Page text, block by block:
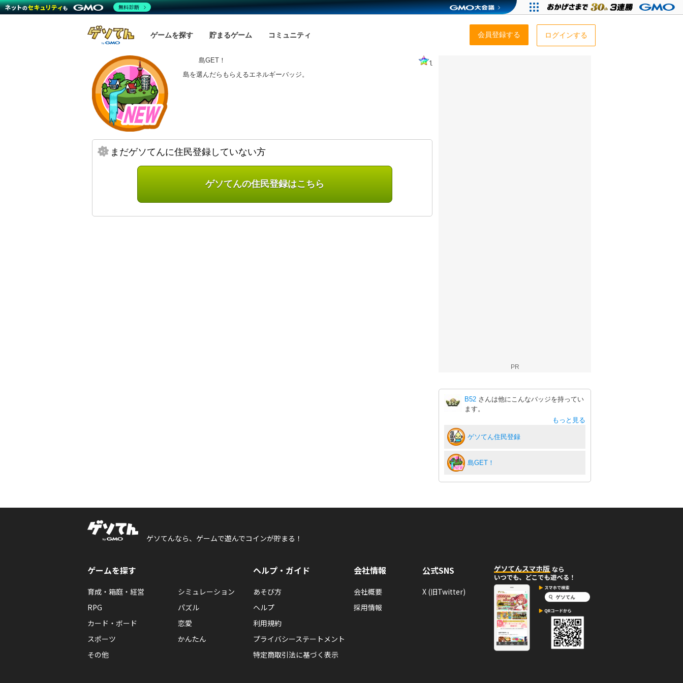
ゲームを探す 貯まるゲーム コミュニティ 会員登録する ログインする
島GET！
1
島を選んだらもらえるエネルギーバッジ。
まだゲソてんに住民登録していない方
ゲソてんの住民登録はこちら
PR
B52 さんは他にこんなバッジを持ってい
ます。
もっと見る
ゲソてん住民登録
島GET！
ゲソてんなら、ゲームで遊んでコインが貯まる！
ゲームを探す
育成・箱庭・経営
シミュレーション
RPG
パズル
カード・ボード
恋愛
スポーツ
かんたん
その他
ヘルプ・ガイド
あそび方
ヘルプ
利用規約
プライバシーステートメント
特定商取引法に基づく表示
会社情報
会社概要
採用情報
公式SNS
X (旧Twitter)
無料診断